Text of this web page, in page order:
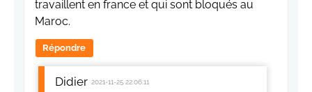
travaillent en france et qui sont bloqués au
Maroc.
Répondre
Didier 2021-11-25 22:06:11